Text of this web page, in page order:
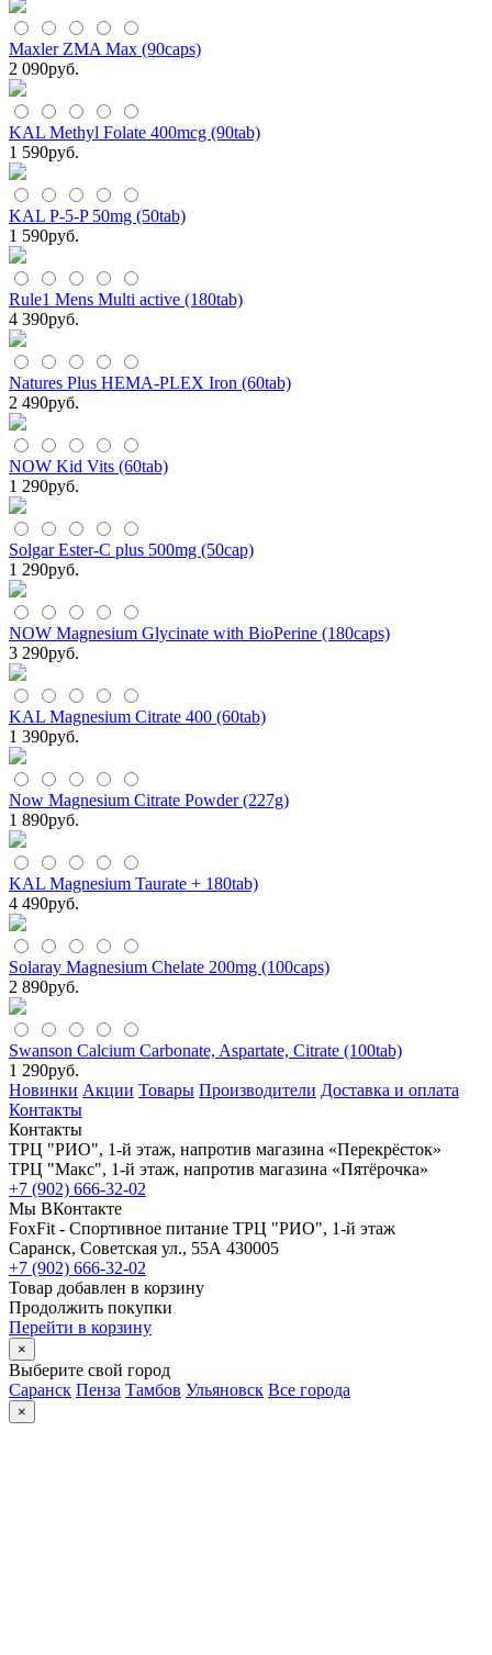
Maxler ZMA Max (90caps)
2 090руб.
KAL Methyl Folate 400mcg (90tab)
1 590руб.
KAL P-5-P 50mg (50tab)
1 590руб.
Rule1 Mens Multi active (180tab)
4 390руб.
Natures Plus HEMA-PLEX Iron (60tab)
2 490руб.
NOW Kid Vits (60tab)
1 290руб.
Solgar Ester-C plus 500mg (50cap)
1 290руб.
NOW Magnesium Glycinate with BioPerine (180caps)
3 290руб.
KAL Magnesium Citrate 400 (60tab)
1 390руб.
Now Magnesium Citrate Powder (227g)
1 890руб.
KAL Magnesium Taurate + 180tab)
4 490руб.
Solaray Magnesium Chelate 200mg (100caps)
2 890руб.
Swanson Calcium Carbonate, Aspartate, Citrate (100tab)
1 290руб.
Новинки Акции Товары Производители Доставка и оплата
Контакты
Контакты
ТРЦ "РИО", 1-й этаж, напротив магазина «Перекрёсток»
ТРЦ "Макс", 1-й этаж, напротив магазина «Пятёрочка»
+7 (902) 666-32-02
Мы ВКонтакте
FoxFit - Спортивное питание ТРЦ "РИО", 1-й этаж
Саранск, Советская ул., 55А 430005
+7 (902) 666-32-02
Товар добавлен в корзину
Продолжить покупки
Перейти в корзину
×
Выберите свой город
Саранск Пенза Тамбов Ульяновск Все города
×